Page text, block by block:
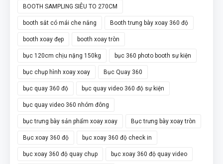
BOOTH SAMPLING SIÊU TO 270CM
booth sắt có mái che nắng Booth trưng bày xoay 360 độ
booth xoay đẹp booth xoay tròn
bục 120cm chịu nặng 150kg bục 360 photo booth sự kiện
bục chụp hình xoay xoay Bục Quay 360
bục quay 360 độ bục quay video 360 độ sự kiện
bục quay video 360 nhóm đông
bục trưng bày sản phẩm xoay xoay Bục trưng bày xoay tròn
Bục xoay 360 độ bục xoay 360 độ check in
bục xoay 360 độ quay chụp bục xoay 360 độ quay video